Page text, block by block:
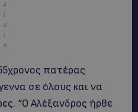
λ
ί
σ
ι
α
πατέρας
σε όλους και να
“Ο Αλέξανδρος ήρθε